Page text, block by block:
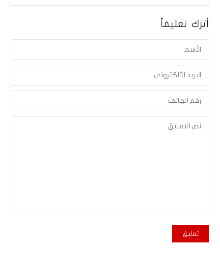
أترك تعليقاً